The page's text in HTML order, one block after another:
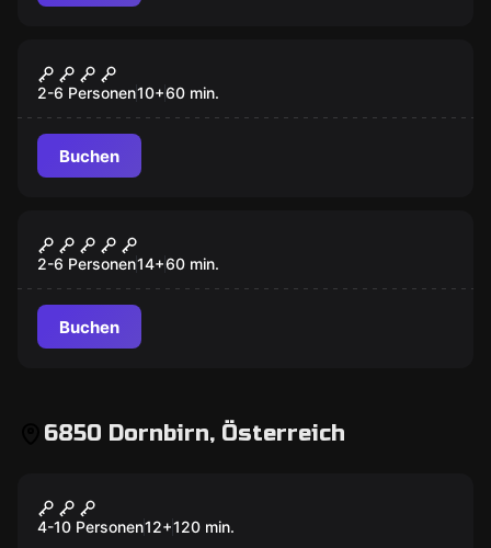
Der Jungle
2-6 Personen10+60 min.
Buchen
Prison Break
2-6 Personen14+60 min.
Buchen
6850 Dornbirn, Österreich
Neu
Operation Mindfall
4-10 Personen12+120 min.